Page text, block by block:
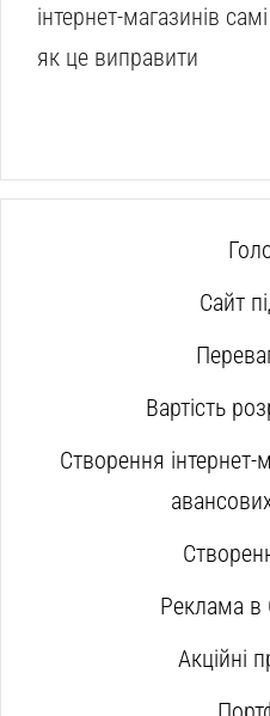
інтернет-магазинів
як це виправити
Сайт
Вартість
Створення
Реклама в
Акційні